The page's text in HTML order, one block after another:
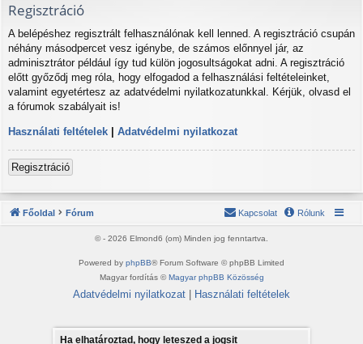
Regisztráció
A belépéshez regisztrált felhasználónak kell lenned. A regisztráció csupán
néhány másodpercet vesz igénybe, de számos előnnyel jár, az
adminisztrátor például így tud külön jogosultságokat adni. A regisztráció
előtt győződj meg róla, hogy elfogadod a felhasználási feltételeinket,
valamint egyetértesz az adatvédelmi nyilatkozatunkkal. Kérjük, olvasd el
a fórumok szabályait is!
Használati feltételek | Adatvédelmi nyilatkozat
Regisztráció
Főoldal Fórum Rólunk
Kapcsolat
© - 2026 Elmond6 (om) Minden jog fenntartva.
Powered by phpBB® Forum Software © phpBB Limited
Magyar fordítás ©Magyar phpBB Közösség
Adatvédelmi nyilatkozat | Használati feltételek
Ha elhatároztad, hogy leteszed a jogsit